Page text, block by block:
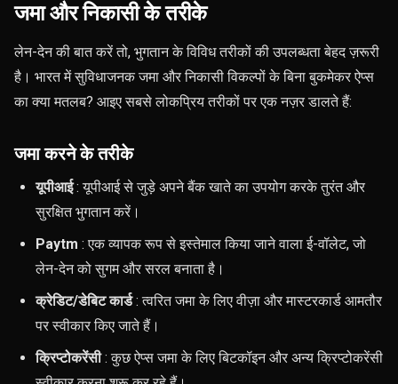
जमा और निकासी के तरीके
लेन-देन की बात करें तो, भुगतान के विविध तरीकों की उपलब्धता बेहद ज़रूरी
है। भारत में सुविधाजनक जमा और निकासी विकल्पों के बिना बुकमेकर ऐप्स
का क्या मतलब? आइए सबसे लोकप्रिय तरीकों पर एक नज़र डालते हैं:
जमा करने के तरीके
यूपीआई: यूपीआई से जुड़े अपने बैंक खाते का उपयोग करके तुरंत और
सुरक्षित भुगतान करें।
Paytm : एक व्यापक रूप से इस्तेमाल किया जाने वाला ई-वॉलेट, जो
लेन-देन को सुगम और सरल बनाता है।
क्रेडिट/डेबिट कार्ड: त्वरित जमा के लिए वीज़ा और मास्टरकार्ड आमतौर
पर स्वीकार किए जाते हैं।
क्रिप्टोकरेंसी: कुछ ऐप्स जमा के लिए बिटकॉइन और अन्य क्रिप्टोकरेंसी